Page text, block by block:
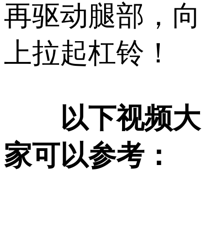
再驱动腿部，向
上拉起杠铃！
以下视频大
家可以参考：